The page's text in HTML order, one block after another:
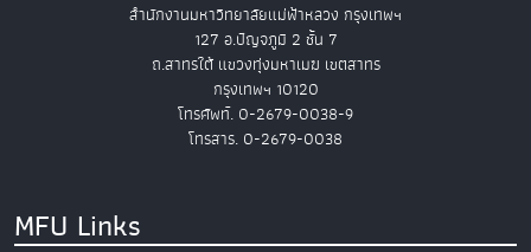
สำนักงานมหาวิทยาลัยแม่ฟ้าหลวง กรุงเทพฯ
127 อ.ปัญจภูมิ 2 ชั้น 7
ถ.สาทรใต้ แขวงทุ่งมหาเมฆ เขตสาทร
กรุงเทพฯ 10120
โทรศัพท์. 0-2679-0038-9
โทรสาร. 0-2679-0038
MFU Links